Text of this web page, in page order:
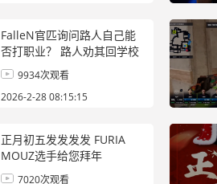
FalleN官匹询问路人自己能
否打职业？ 路人劝其回学校
上学
9934次观看
2026-2-28 08:15:15
正月初五发发发发 FURIA
MOUZ选手给您拜年
7020次观看